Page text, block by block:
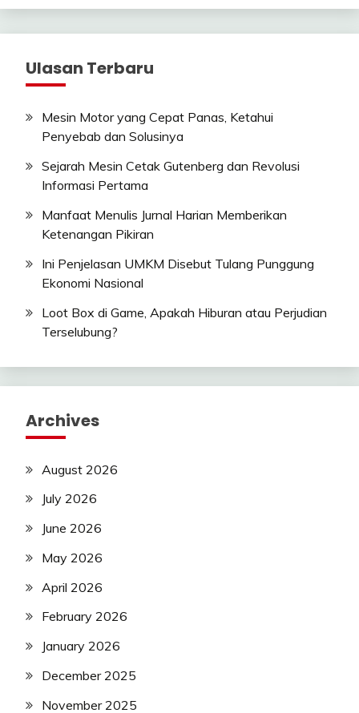
Ulasan Terbaru
Mesin Motor yang Cepat Panas, Ketahui
Penyebab dan Solusinya
Sejarah Mesin Cetak Gutenberg dan Revolusi
Informasi Pertama
Manfaat Menulis Jurnal Harian Memberikan
Ketenangan Pikiran
Ini Penjelasan UMKM Disebut Tulang Punggung
Ekonomi Nasional
Loot Box di Game, Apakah Hiburan atau Perjudian
Terselubung?
Archives
August 2026
July 2026
June 2026
May 2026
April 2026
February 2026
January 2026
December 2025
November 2025